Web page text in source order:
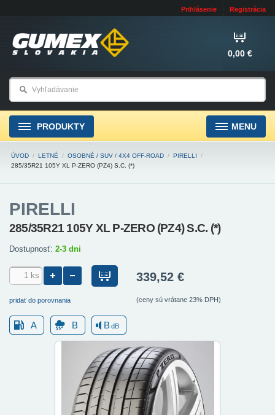
Prihlásenie Registrácia
0,00 €
PRODUKTY MENU
ÚVOD / LETNÉ / OSOBNÉ / SUV / 4X4 OFF-ROAD / PIRELLI
/
285/35R21 105Y XL P-ZERO (PZ4) S.C. (*)
PIRELLI
285/35R21 105Y XL P-ZERO (PZ4) S.C. (*)
Dostupnosť: 2-3 dni
pridať do porovnania
339,52 €
(ceny sú vrátane 23% DPH)
A B BdB